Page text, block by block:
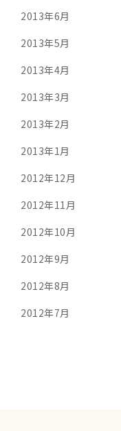
2013年6月
2013年5月
2013年4月
2013年3月
2013年2月
2013年1月
2012年12月
2012年11月
2012年10月
2012年9月
2012年8月
2012年7月